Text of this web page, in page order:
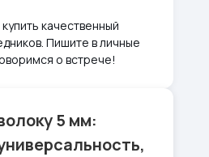
качественный
Пишите в личные
о встрече!
5 мм: